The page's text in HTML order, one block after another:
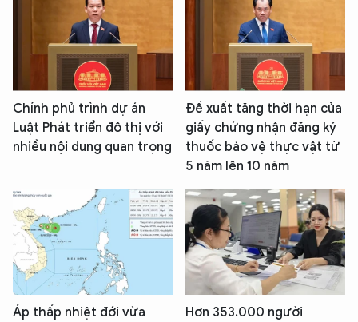
Chính phủ trình dự án
Luật Phát triển đô thị với
nhiều nội dung quan trọng
Đề xuất tăng thời hạn của
giấy chứng nhận đăng ký
thuốc bảo vệ thực vật từ
5 năm lên 10 năm
Áp thấp nhiệt đới vừa
Hơn 353.000 người